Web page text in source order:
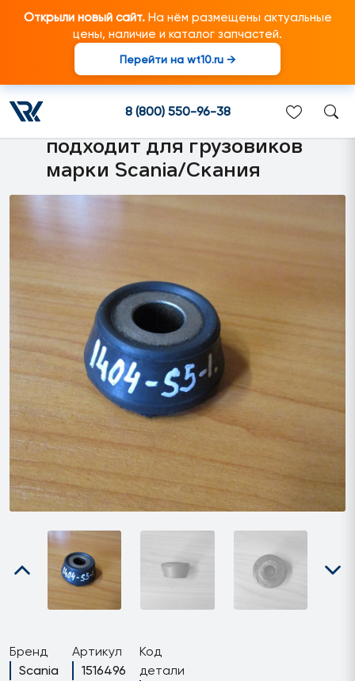
Открыли новый сайт.На нём размещены актуальные
цены, наличие и каталог запчастей.
Перейти на wt10.ru →
8 (800) 550-96-38
1516496 Втулка
стабилизатора поперечной
устойчивости подвески
подходит для грузовиков
марки Scania/Скания
Бренд
Scania
Артикул
1516496
Код
детали